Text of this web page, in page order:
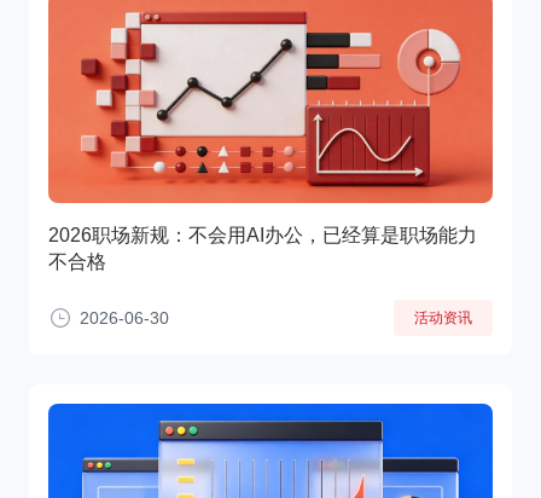
2026职场新规：不会用AI办公，已经算是职场能力
不合格
2026-06-30 活动资讯